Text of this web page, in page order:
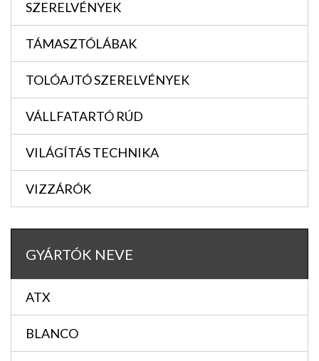
SZERELVÉNYEK
TÁMASZTÓLÁBAK
TOLÓAJTÓ SZERELVÉNYEK
VÁLLFATARTÓ RÚD
VILÁGÍTÁS TECHNIKA
VIZZÁRÓK
GYÁRTÓK NEVE
ATX
BLANCO